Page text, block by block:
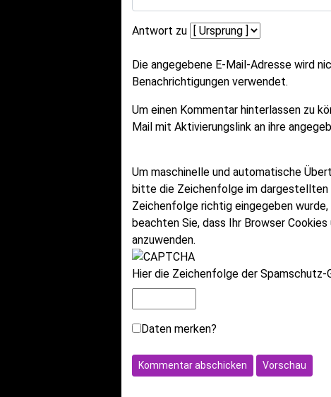
Antwort zu
Die angegebene E-Mail-Adresse wird
Benachrichtigungen verwendet.
Um einen Kommentar hinterlassen zu
Mail mit Aktivierungslink an ihre
Um maschinelle und automatische
bitte die Zeichenfolge im dargestellten
Zeichenfolge richtig eingegeben
beachten Sie, dass Ihr Browser
anzuwenden.
Hier die Zeichenfolge der Spamschutz-
Daten merken?